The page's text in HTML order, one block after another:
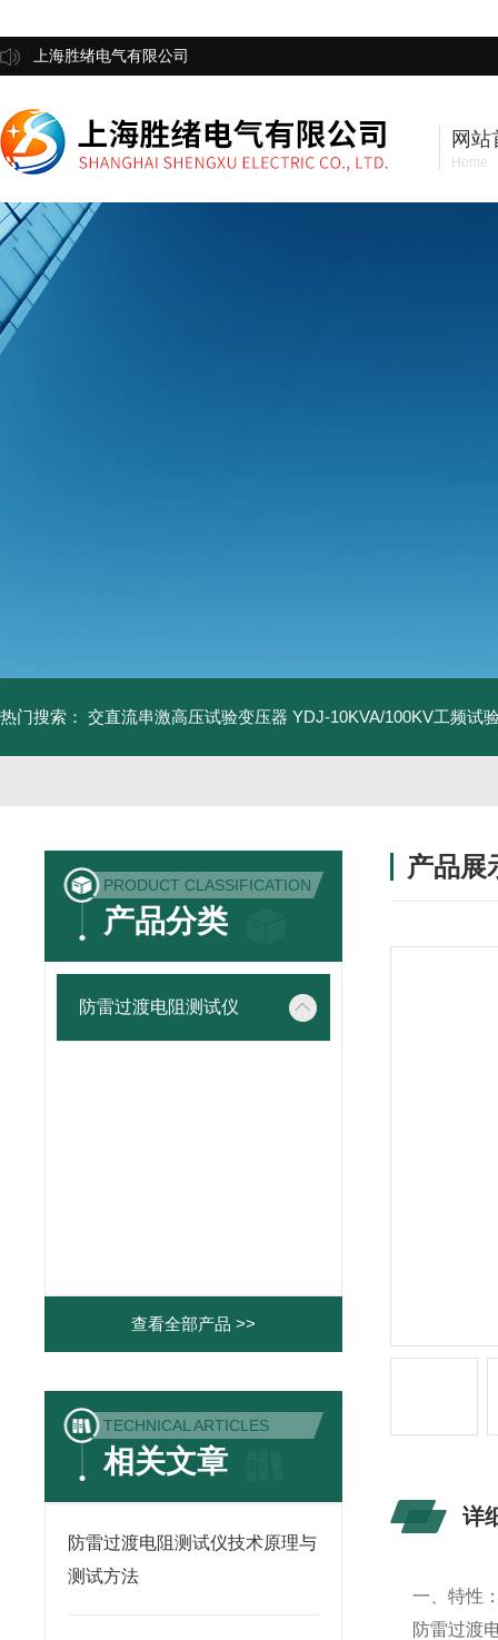
上海胜绪电气有限公司
网站
Home
热门搜索： 交直流串激高压试验变压器 YDJ-10KVA/100KV工频试
PRODUCT CLASSIFICATION
产品分类
防雷过渡电阻测试仪
查看全部产品 >>
TECHNICAL ARTICLES
相关文章
防雷过渡电阻测试仪技术原理与
测试方法
产品展
详
一、特性
防雷过渡